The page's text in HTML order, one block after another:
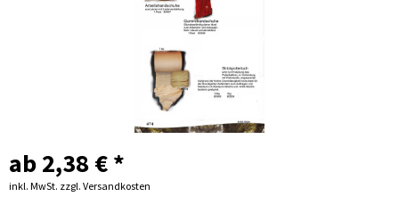
ab 2,38 € *
inkl. MwSt. zzgl. Versandkosten